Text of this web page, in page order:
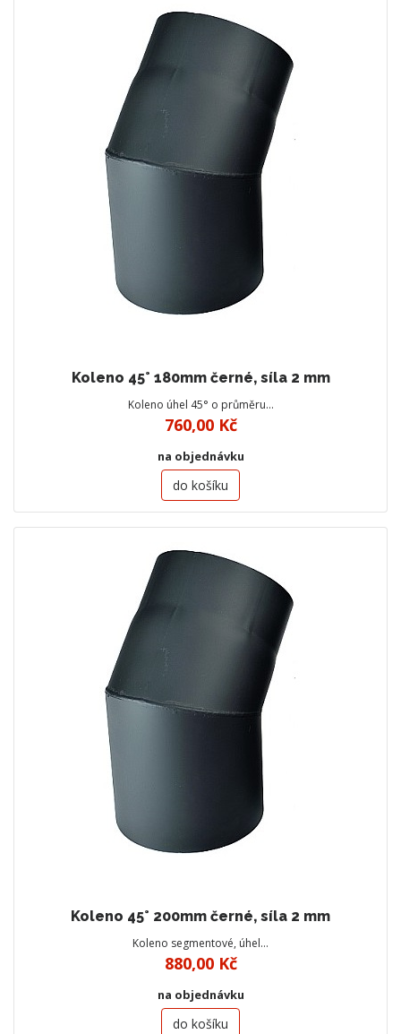
Koleno 45° 180mm černé, síla 2 mm
Koleno úhel 45° o průměru…
760,00 Kč
na objednávku
do košíku
Koleno 45° 200mm černé, síla 2 mm
Koleno segmentové, úhel…
880,00 Kč
na objednávku
do košíku